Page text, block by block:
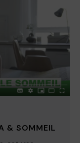
& SOMMEIL